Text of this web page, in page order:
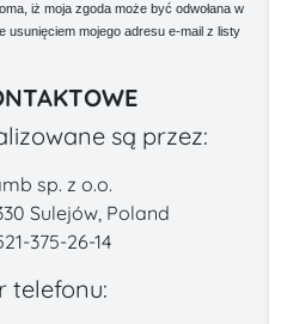
iż moja zgoda może być odwołana w
mojego adresu e-mail z listy
są przez:
sp. z o.o.
Sulejów, Poland
375-26-14
telefonu: